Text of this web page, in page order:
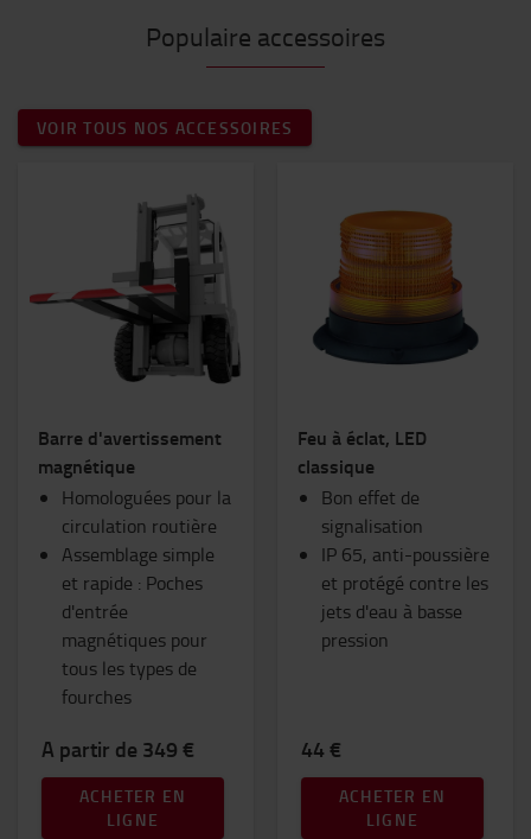
Populaire accessoires
VOIR TOUS NOS ACCESSOIRES
Barre d'avertissement
magnétique
Homologuées pour la
circulation routière
Assemblage simple
et rapide : Poches
d'entrée
magnétiques pour
tous les types de
fourches
A partir de 349 €
ACHETER EN
LIGNE
Feu à éclat, LED
classique
Bon effet de
signalisation
IP 65, anti-poussière
et protégé contre les
jets d'eau à basse
pression
44 €
ACHETER EN
LIGNE